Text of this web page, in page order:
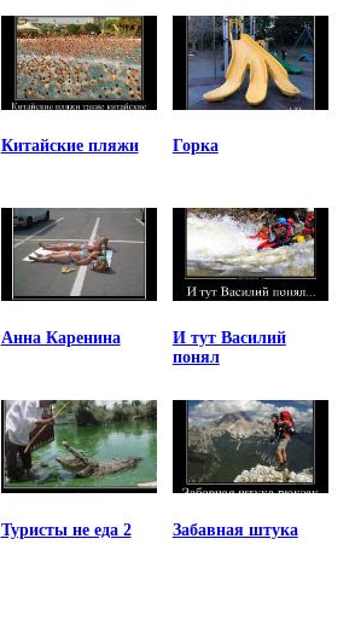
Китайские пляжи Горка
Анна Каренина
И тут Василий
понял
Туристы не еда 2 Забавная штука